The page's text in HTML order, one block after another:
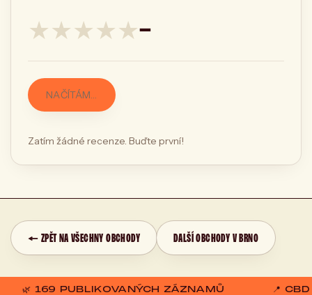
★★★★★—
NAČÍTÁM…
Zatím žádné recenze. Buďte první!
← ZPĚT NA VŠECHNY OBCHODY DALŠÍ OBCHODY V BRNO
🌿 169 PUBLIKOVANÝCH ZÁZNAMŮ 📍